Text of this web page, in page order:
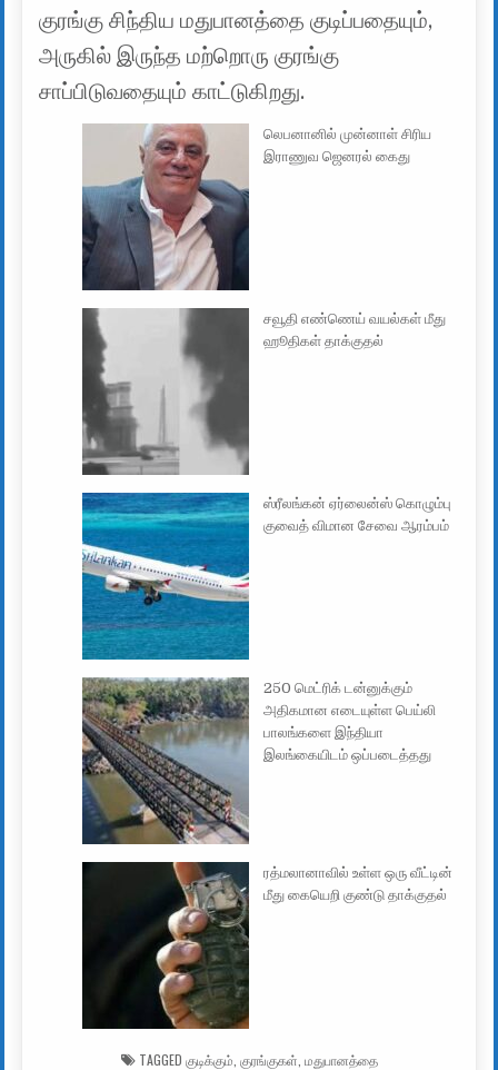
குரங்கு சிந்திய மதுபானத்தை குடிப்பதையும்,
அருகில் இருந்த மற்றொரு குரங்கு
சாப்பிடுவதையும் காட்டுகிறது.
லெபனானில் முன்னாள் சிரிய
இராணுவ ஜெனரல் கைது
சவூதி எண்ணெய் வயல்கள் மீது
ஹூதிகள் தாக்குதல்
ஸ்ரீலங்கன் ஏர்லைன்ஸ் கொழும்பு
குவைத் விமான சேவை ஆரம்பம்
250 மெட்ரிக் டன்னுக்கும்
அதிகமான எடையுள்ள பெய்லி
பாலங்களை இந்தியா
இலங்கையிடம் ஒப்படைத்தது
ரத்மலானாவில் உள்ள ஒரு வீட்டின்
மீது கையெறி குண்டு தாக்குதல்
TAGGED குடிக்கும் குரங்குகள் மதுபானத்தை